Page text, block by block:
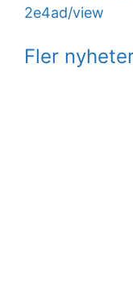
2e4ad/view
Fler